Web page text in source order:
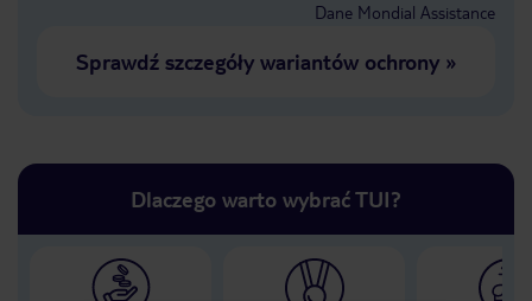
Dane Mondial Assistance
Sprawdź szczegóły wariantów ochrony»
Dlaczego warto wybrać TUI?